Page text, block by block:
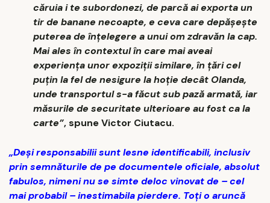
căruia i te subordonezi, de parcă ai exporta un
tir de banane necoapte, e ceva care depășește
puterea de înțelegere a unui om zdravăn la cap.
Mai ales în contextul în care mai aveai
experiența unor expoziții similare, în țări cel
puțin la fel de nesigure la hoție decât Olanda,
unde transportul s-a făcut sub pază armată, iar
măsurile de securitate ulterioare au fost ca la
carte”, spune Victor Ciutacu.
„Deși responsabilii sunt lesne identificabili, inclusiv
prin semnăturile de pe documentele oficiale, absolut
fabulos, nimeni nu se simte deloc vinovat de – cel
mai probabil – inestimabila pierdere. Toți o aruncă